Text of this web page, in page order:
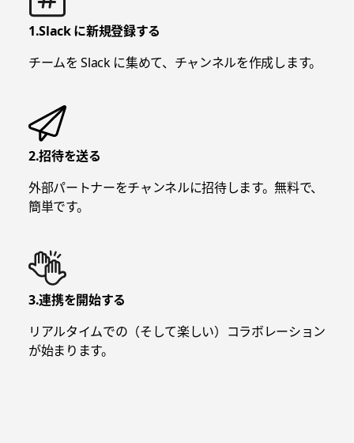
1.Slack に新規登録する
チームを Slack に集めて、チャンネルを作成します。
2.招待を送る
外部パートナーをチャンネルに招待します。無料で、
簡単です。
3.連携を開始する
リアルタイムでの（そして楽しい）コラボレーション
が始まります。